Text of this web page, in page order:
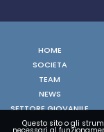
HOME
SOCIETA
TEAM
NEWS
SETTORE GIOVANILE
FOTO
Questo sito o gli